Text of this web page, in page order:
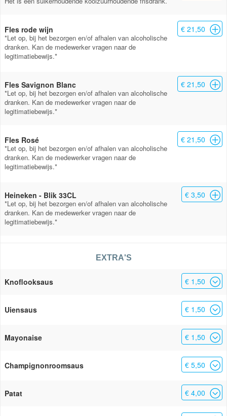
Fles rode wijn
*Let op, bij het bezorgen en/of afhalen van alcoholische
dranken. Kan de medewerker vragen naar de
legitimatiebewijs.*
€ 21,50
Fles Savignon Blanc
*Let op, bij het bezorgen en/of afhalen van alcoholische
dranken. Kan de medewerker vragen naar de
legitimatiebewijs.*
€ 21,50
Fles Rosé
*Let op, bij het bezorgen en/of afhalen van alcoholische
dranken. Kan de medewerker vragen naar de
legitimatiebewijs.*
€ 21,50
Heineken - Blik 33CL
*Let op, bij het bezorgen en/of afhalen van alcoholische
dranken. Kan de medewerker vragen naar de
legitimatiebewijs.*
€ 3,50
EXTRA'S
Knoflooksaus € 1,50
Uiensaus € 1,50
Mayonaise € 1,50
Champignonroomsaus € 5,50
Patat € 4,00